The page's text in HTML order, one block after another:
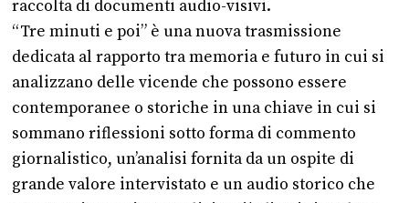
raccolta di documenti audio-visivi.
“Tre minuti e poi” è una nuova trasmissione
dedicata al rapporto tra memoria e futuro in cui si
analizzano delle vicende che possono essere
contemporanee o storiche in una chiave in cui si
sommano riflessioni sotto forma di commento
giornalistico, un’analisi fornita da un ospite di
grande valore intervistato e un audio storico che